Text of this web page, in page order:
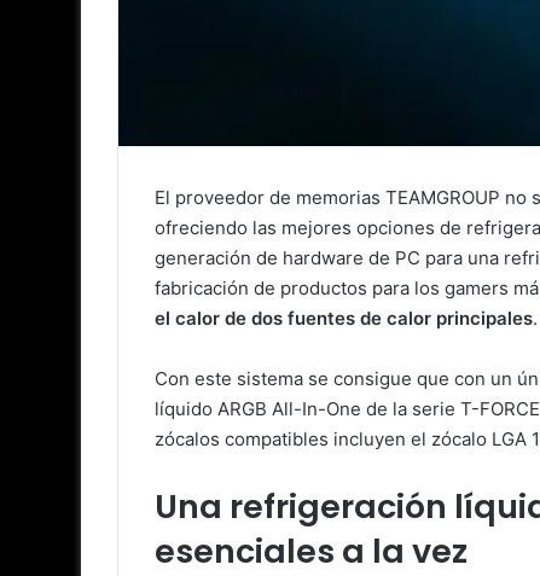
El proveedor de memorias TEAMGROUP
ofreciendo las mejores opciones de
generación de hardware de PC para una
fabricación de productos para los gamers
el calor de dos fuentes de calor principales
Con este sistema se consigue que con un
líquido ARGB All-In-One de la serie T-
zócalos compatibles incluyen el zócalo LGA
Una refrigeración
esenciales a la vez